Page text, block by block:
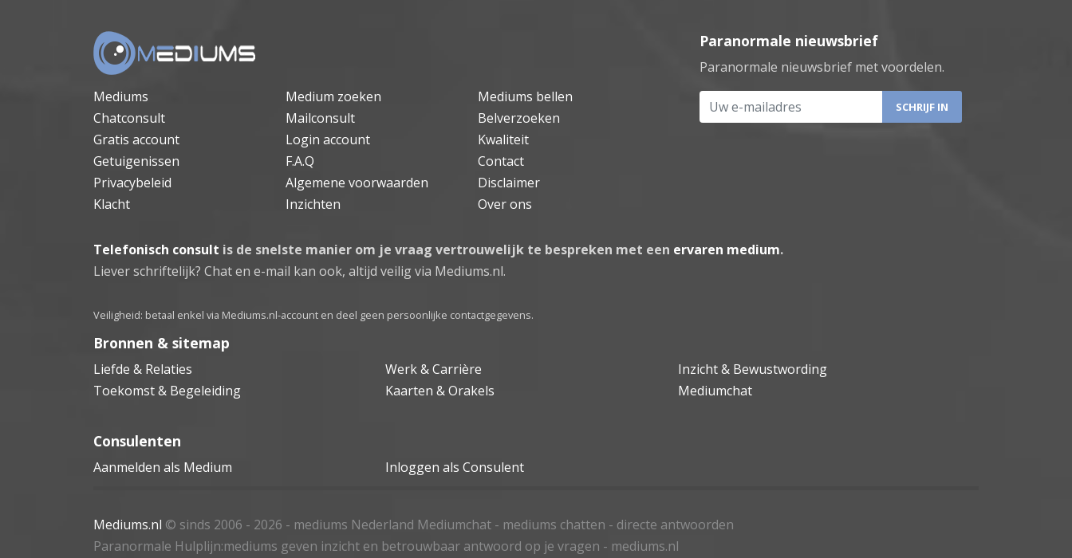
Mediums Medium zoeken
Mediums bellen
Chatconsult
Mailconsult
Belverzoeken
Gratis account
Login account
Kwaliteit
Getuigenissen
F.A.Q
Contact
Privacybeleid
Algemene voorwaarden
Disclaimer
Klacht
Inzichten Over ons
Paranormale nieuwsbrief
Paranormale nieuwsbrief met voordelen.
Uw e-mailadres
Telefonisch consult is de snelste manier om je vraag vertrouwelijk te bespreken met een ervaren medium.
Liever schriftelijk? Chat en e-mail kan ook, altijd veilig via Mediums.nl.
Veiligheid: betaal enkel via Mediums.nl-account en deel geen persoonlijke contactgegevens.
Bronnen & sitemap
Liefde & Relaties Werk & Carrière
Inzicht & Bewustwording
Toekomst & Begeleiding
Kaarten & Orakels Mediumchat
Consulenten
Aanmelden als Medium Inloggen als Consulent
Mediums.nl © sinds 2006 - 2026 - mediums Nederland Mediumchat - mediums chatten - directe antwoorden
Paranormale Hulplijn:mediums geven inzicht en betrouwbaar antwoord op je vragen - mediums.nl